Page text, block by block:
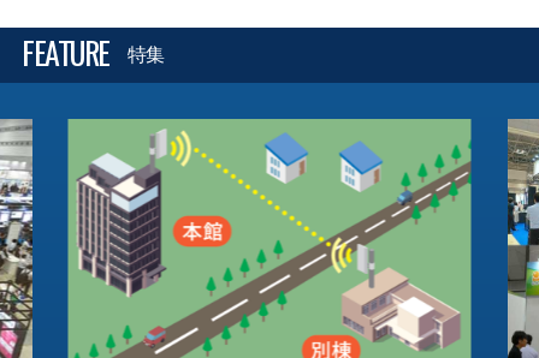
FEATURE 特集